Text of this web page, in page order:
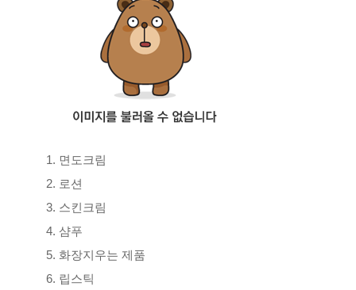
1. 면도크림
2. 로션
3. 스킨크림
4. 샴푸
5. 화장지우는 제품
6. 립스틱